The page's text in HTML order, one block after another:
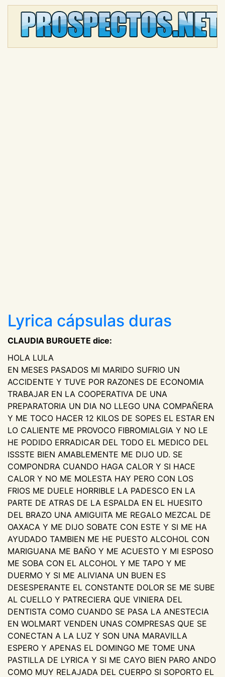
Lyrica cápsulas duras
CLAUDIA BURGUETE dice:
HOLA LULA
EN MESES PASADOS MI MARIDO SUFRIO UN
ACCIDENTE Y TUVE POR RAZONES DE ECONOMIA
TRABAJAR EN LA COOPERATIVA DE UNA
PREPARATORIA UN DIA NO LLEGO UNA COMPAÑERA
Y ME TOCO HACER 12 KILOS DE SOPES EL ESTAR EN
LO CALIENTE ME PROVOCO FIBROMIALGIA Y NO LE
HE PODIDO ERRADICAR DEL TODO EL MEDICO DEL
ISSSTE BIEN AMABLEMENTE ME DIJO UD. SE
COMPONDRA CUANDO HAGA CALOR Y SI HACE
CALOR Y NO ME MOLESTA HAY PERO CON LOS
FRIOS ME DUELE HORRIBLE LA PADESCO EN LA
PARTE DE ATRAS DE LA ESPALDA EN EL HUESITO
DEL BRAZO UNA AMIGUITA ME REGALO MEZCAL DE
OAXACA Y ME DIJO SOBATE CON ESTE Y SI ME HA
AYUDADO TAMBIEN ME HE PUESTO ALCOHOL CON
MARIGUANA ME BAÑO Y ME ACUESTO Y MI ESPOSO
ME SOBA CON EL ALCOHOL Y ME TAPO Y ME
DUERMO Y SI ME ALIVIANA UN BUEN ES
DESESPERANTE EL CONSTANTE DOLOR SE ME SUBE
AL CUELLO Y PATRECIERA QUE VINIERA DEL
DENTISTA COMO CUANDO SE PASA LA ANESTECIA
EN WOLMART VENDEN UNAS COMPRESAS QUE SE
CONECTAN A LA LUZ Y SON UNA MARAVILLA
ESPERO Y APENAS EL DOMINGO ME TOME UNA
PASTILLA DE LYRICA Y SI ME CAYO BIEN PARO ANDO
COMO MUY RELAJADA DEL CUERPO SI SOPORTO EL